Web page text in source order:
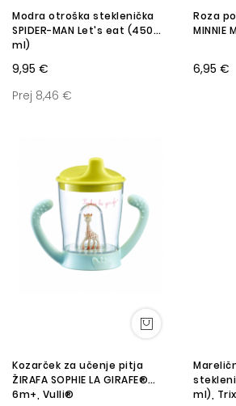
Modra otroška steklenička
SPIDER-MAN Let's eat (450
ml)
9,95 €
Prej 8,46 €
Roza
MINNIE
6,95 €
Kozarček za učenje pitja
ŽIRAFA SOPHIE LA GIRAFE®
6m+, Vulli®
ml),